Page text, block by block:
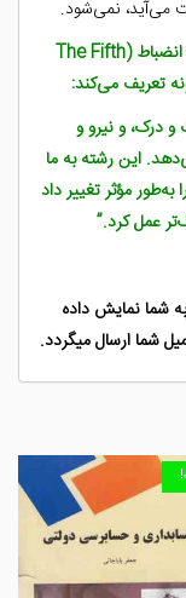
می‌آید، نمی‌شود.
پیتر سنژ (Peter Senge) در کتاب پنجمین رشته انضباط (The Fifth
درک، و نیرو و
این رشته به ما
مؤثر تغییر داد
عمل کرد.”
شما نمایش داده
شما ارسال میگردد.